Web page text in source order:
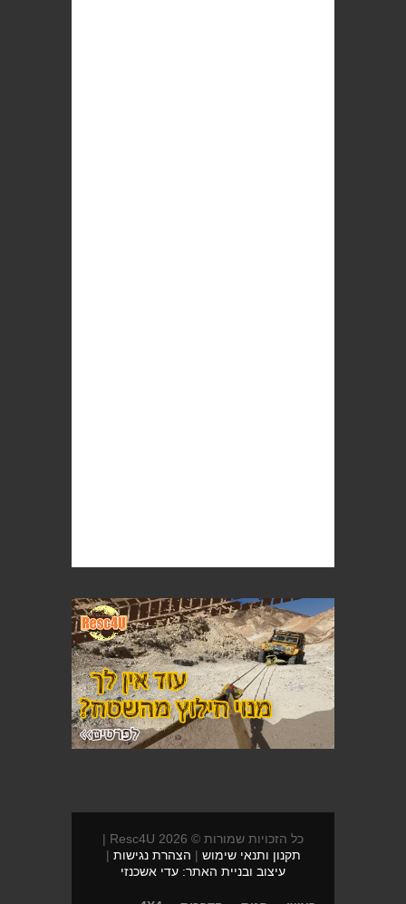
כל הזכויות שמורות © 2026 Resc4U |
תקנון ותנאי שימוש | הצהרת נגישות |
עיצוב ובניית האתר: עדי אשכנזי